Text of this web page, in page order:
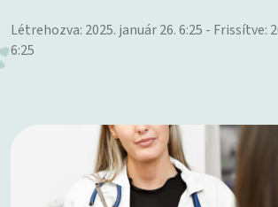
Létrehozva: 2025. január 26. 6:25 - Frissítve:
6:25